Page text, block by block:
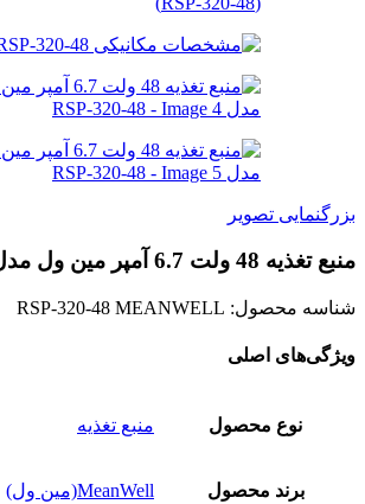
بزرگنمایی تصویر
منبع تغذیه 48 ولت 6.7 آمپر مین ول مدل RSP-320-48
شناسه محصول: RSP-320-48 MEANWELL
ویژگی‌های اصلی
نوع محصول منبع تغذیه
برند محصول MeanWell(مین ول)